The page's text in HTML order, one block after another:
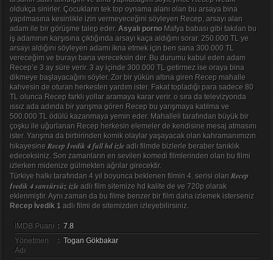
oldukça sinirler. Çocukların tek top oynama alanı olan bu arsaya bina
yapılmasına kesinlikle izin vermeyeceğini söyleyen Recep, arsayı alan
adam ile bir görüşme talep eder. Asyalı pornoMafya babası gibi takılan bu
iş adamının karşısına çıktığında arsayı kaça aldığını sorar. 250.000 TL ye
arsayı aldığını söyleyen adamı ikna etmek için ben sana 300.000 TL
vereceğim ve burayı bana vereceksin der. Bu durumu kabul eden adam
Recep’e 3 ay süre verir. 3 ay içinde 300.000 TL getirmez ise oraya bina
dikmeye başlayacağını söyler. Zor bir yükün altına giren Recep mahalle
kahvesin de oturan herkesten yardım ister. Fakat topladığı para sadece 80
TL olunca Recep farklı yollar aramaya karar verir. o sıra da televizyonda
ıssız ada adında bir yarışma gören Recep bu yarışmaya katılma ve
500.000 TL ödülü kazanmaya yemin eder. Mahalleli tarafından büyük bir
çoşku ile uğurlanan Recep herkesin elemeler de kendisine mesaj atmasını
ister. Yarışma da birbirinden komik olaylar yaşayacak olan kahramanımızın
hikayesine Recep İvedik 4 full hd izleadlı filmde bizlerle beraber tanıklık
edeceksiniz. Son zamanların en sevilen komedi filmlerinden olan bu filmi
izlerken midenize gülmekten ağrılar girecektir.
Türkiye halkı tarafından 4 yıl boyunca beklenen filmin 4. serisi olan Recep
İvedik 4 sansürsüz izleadlı film sitemize hd kalite de ve 720p olarak
eklenmiştir. Aynı zaman da bu filme benzer bir film daha izlemek isterseniz
Recep İvedik 1adlı filmi de sitemizden izleyebilirsiniz.
IMDB Puanı : 7.8
Yönetmen
Adı
: Togan Gökbakar